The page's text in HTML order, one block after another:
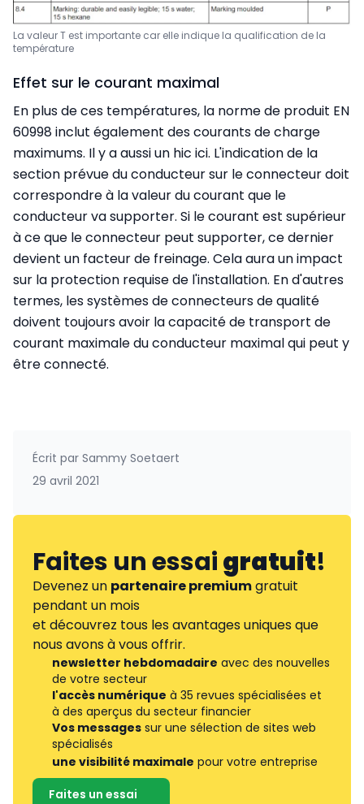
La valeur T est importante car elle indique la qualification de la
température
Effet sur le courant maximal
En plus de ces températures, la norme de produit EN
60998 inclut également des courants de charge
maximums. Il y a aussi un hic ici. L'indication de la
section prévue du conducteur sur le connecteur doit
correspondre à la valeur du courant que le
conducteur va supporter. Si le courant est supérieur
à ce que le connecteur peut supporter, ce dernier
devient un facteur de freinage. Cela aura un impact
sur la protection requise de l'installation. En d'autres
termes, les systèmes de connecteurs de qualité
doivent toujours avoir la capacité de transport de
courant maximale du conducteur maximal qui peut y
être connecté.
Écrit par Sammy Soetaert
29 avril 2021
Faites un essaigratuit!
Devenez un partenaire premiumgratuit
pendant un mois
et découvrez tous les avantages uniques que
nous avons à vous offrir.
newsletter hebdomadaire avec des nouvelles
de votre secteur
l'accès numérique à 35 revues spécialisées et
à des aperçus du secteur financier
Vos messages sur une sélection de sites web
spécialisés
une visibilité maximale pour votre entreprise
Faites un essai